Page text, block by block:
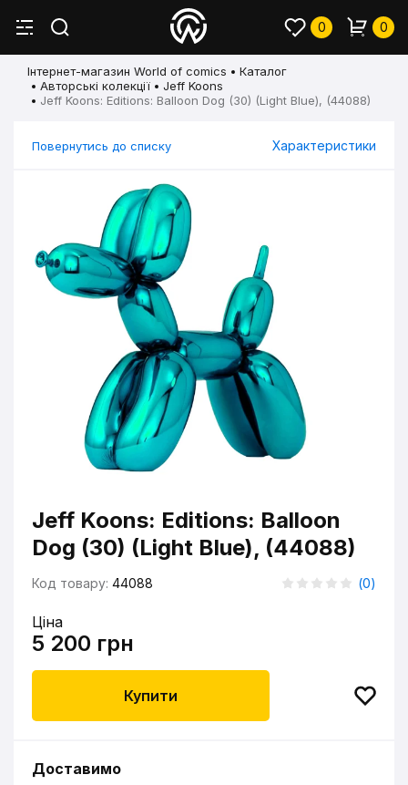
0 0
Інтернет-магазин World of comics
Каталог
Авторські колекції
Jeff Koons
Jeff Koons: Editions: Balloon Dog (30) (Light Blue), (44088)
Повернутись до списку Характеристики
Jeff Koons: Editions: Balloon
Dog (30) (Light Blue), (44088)
Код товару: 44088 (0)
Ціна
5 200 грн
Купити
Доставимо